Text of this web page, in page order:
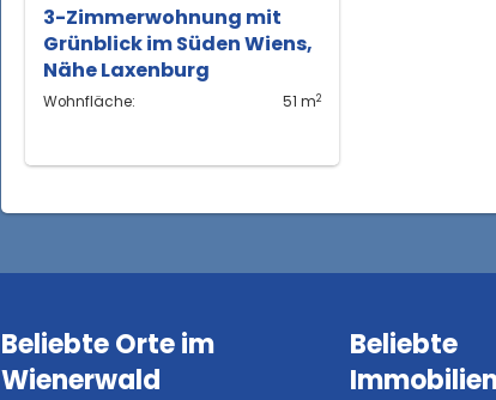
3-Zimmerwohnung mit
Grünblick im Süden Wiens,
Nähe Laxenburg
Wohnfläche: 51 m2
Beliebte Orte im
Wienerwald
Beliebte